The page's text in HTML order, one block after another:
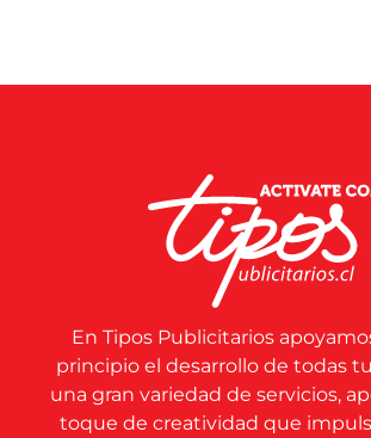
En Tipos Publicitarios
principio el desarrollo de todas
una gran variedad de servicios,
toque de creatividad que